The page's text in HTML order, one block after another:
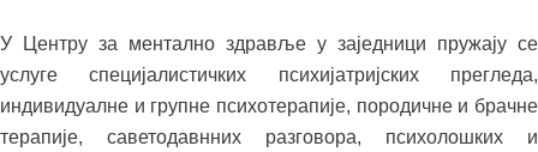
У Центру за ментално здравље у заједници пружају се
услуге специјалистичких психијатријских прегледа,
индивидуалне и групне психотерапије, породичне и брачне
терапије, саветодавнних разговора, психолошких и